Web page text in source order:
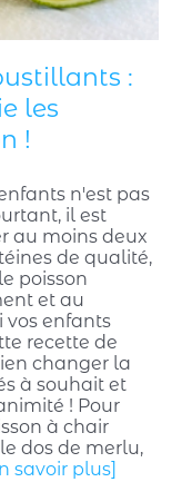
:
les
!
n'est pas
il est
au moins deux
de qualité,
poisson
et au
vos enfants
recette de
changer la
à souhait et
! Pour
à chair
dos de merlu,
savoir plus]